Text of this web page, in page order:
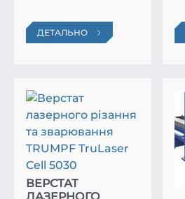
ДЕТАЛЬНО
ВЕРСТАТ
ЛАЗЕРНОГО